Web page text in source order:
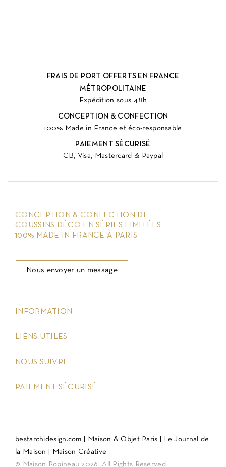
FRAIS DE PORT OFFERTS EN FRANCE
MÉTROPOLITAINE
Expédition sous 48h
CONCEPTION & CONFECTION
100% Made in France et éco-responsable
PAIEMENT SÉCURISÉ
CB, Visa, Mastercard & Paypal
CONCEPTION & CONFECTION DE
COUSSINS DÉCO EN SÉRIES LIMITÉES
100% MADE IN FRANCE À PARIS
Nous envoyer un message
INFORMATION
LIENS UTILES
NOUS SUIVRE
PAIEMENT SÉCURISÉ
bestarchidesign.com Maison & Objet Paris
Le Journal de
la Maison
Maison Créative
© Maison Popineau 2026. All Rights Reserved